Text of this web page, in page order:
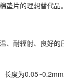
垫片的理想替代
、耐辐射、良好
度为